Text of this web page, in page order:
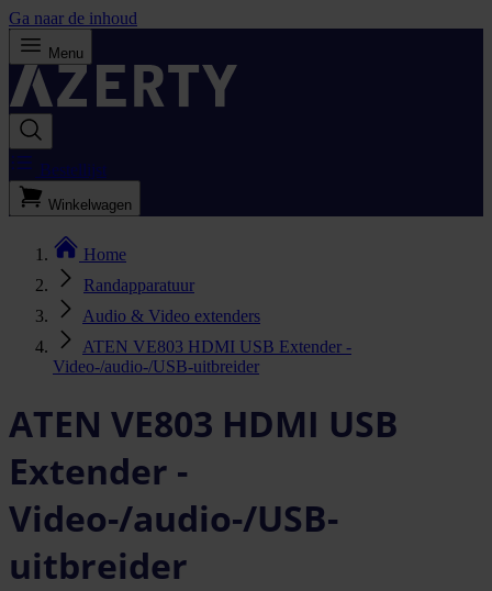
Ga naar de inhoud
Menu
Bestellijst
Winkelwagen
Home
Randapparatuur
Audio & Video extenders
ATEN VE803 HDMI USB Extender -
Video-/audio-/USB-uitbreider
ATEN VE803 HDMI USB
Extender -
Video-/audio-/USB-
uitbreider